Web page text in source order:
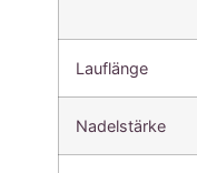
Lauflänge
Nadelstärke